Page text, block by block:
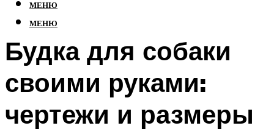
МЕНЮ
МЕНЮ
Будка для собаки
своими руками:
чертежи и размеры